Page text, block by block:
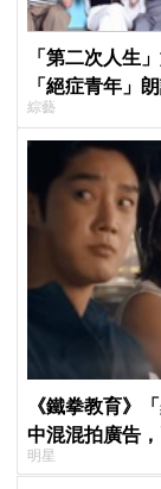
「第二次人生
「絕症青年」
識」！
綜藝
《鐵拳教育》
中混混拍廣告
明星